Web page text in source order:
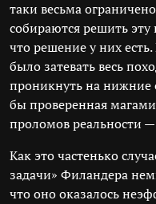
таки весьма
собираются решить эту
что решение у них
было затевать весь
проникнуть на нижние
бы проверенная
проломов реальности
Как это частенько
задачи» Филандера
что оно оказалось